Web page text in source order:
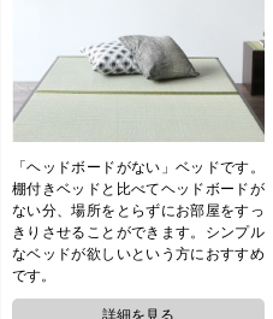
「ヘッドボードがない」ベッドです。
棚付きベッドと比べてヘッドボードが
ない分、場所をとらずにお部屋をすっ
きりさせることができます。シンプル
なベッドが欲しいという方におすすめ
です。